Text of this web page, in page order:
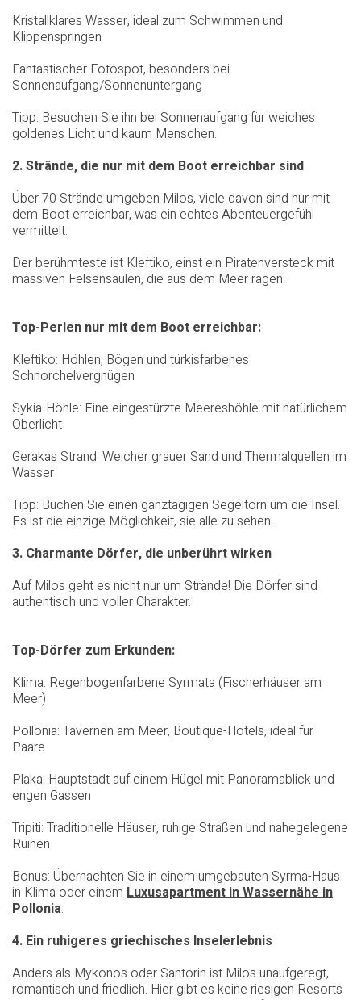
Kristallklares Wasser, ideal zum Schwimmen und
Klippenspringen
Fantastischer Fotospot, besonders bei
Sonnenaufgang/Sonnenuntergang
Tipp: Besuchen Sie ihn bei Sonnenaufgang für weiches
goldenes Licht und kaum Menschen.
2. Strände, die nur mit dem Boot erreichbar sind
Über 70 Strände umgeben Milos, viele davon sind nur mit
dem Boot erreichbar, was ein echtes Abenteuergefühl
vermittelt.
Der berühmteste ist Kleftiko, einst ein Piratenversteck mit
massiven Felsensäulen, die aus dem Meer ragen.
Top-Perlen nur mit dem Boot erreichbar:
Kleftiko: Höhlen, Bögen und türkisfarbenes
Schnorchelvergnügen
Sykia-Höhle: Eine eingestürzte Meereshöhle mit natürlichem
Oberlicht
Gerakas Strand: Weicher grauer Sand und Thermalquellen im
Wasser
Tipp: Buchen Sie einen ganztägigen Segeltörn um die Insel.
Es ist die einzige Möglichkeit, sie alle zu sehen.
3. Charmante Dörfer, die unberührt wirken
Auf Milos geht es nicht nur um Strände! Die Dörfer sind
authentisch und voller Charakter.
Top-Dörfer zum Erkunden:
Klima: Regenbogenfarbene Syrmata (Fischerhäuser am
Meer)
Pollonia: Tavernen am Meer, Boutique-Hotels, ideal für
Paare
Plaka: Hauptstadt auf einem Hügel mit Panoramablick und
engen Gassen
Tripiti: Traditionelle Häuser, ruhige Straßen und nahegelegene
Ruinen
Bonus: Übernachten Sie in einem umgebauten Syrma-Haus
in Klima oder einem Luxusapartment in Wassernähe in
Pollonia.
4. Ein ruhigeres griechisches Inselerlebnis
Anders als Mykonos oder Santorin ist Milos unaufgeregt,
romantisch und friedlich. Hier gibt es keine riesigen Resorts